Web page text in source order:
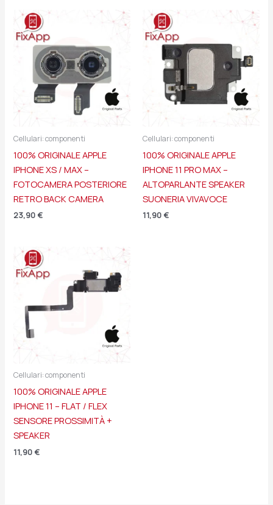
Cellulari: componenti
100% ORIGINALE APPLE
IPHONE XS / MAX –
FOTOCAMERA POSTERIORE
RETRO BACK CAMERA
23,90 €
Cellulari: componenti
100% ORIGINALE APPLE
IPHONE 11 PRO MAX –
ALTOPARLANTE SPEAKER
SUONERIA VIVAVOCE
11,90 €
Cellulari: componenti
100% ORIGINALE APPLE
IPHONE 11 – FLAT / FLEX
SENSORE PROSSIMITÀ +
SPEAKER
11,90 €